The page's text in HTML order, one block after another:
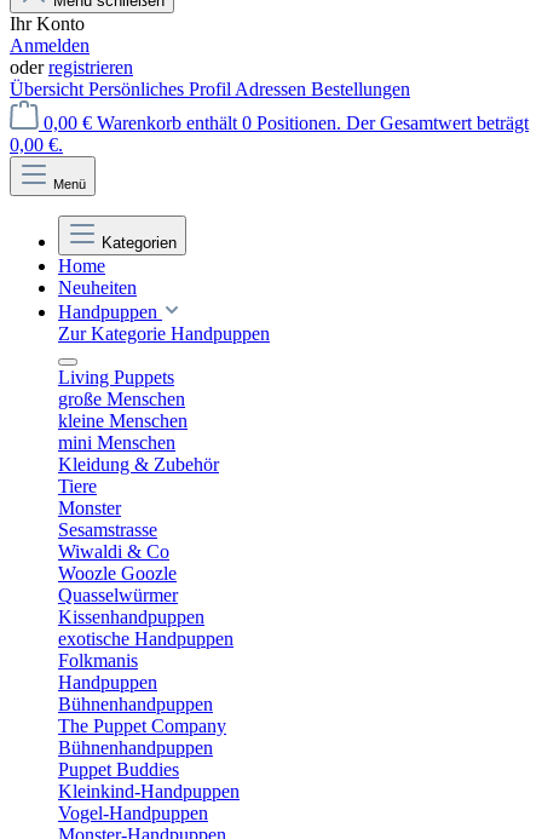
Ihr Konto
Anmelden
oderregistrieren
Übersicht Persönliches Profil Adressen Bestellungen
0,00 € Warenkorb enthält 0 Positionen. Der Gesamtwert beträgt
0,00 €.
Menü
Kategorien
Home
Neuheiten
Handpuppen
Zur Kategorie Handpuppen
Living Puppets
große Menschen
kleine Menschen
mini Menschen
Kleidung & Zubehör
Tiere
Monster
Sesamstrasse
Wiwaldi & Co
Woozle Goozle
Quasselwürmer
Kissenhandpuppen
exotische Handpuppen
Folkmanis
Handpuppen
Bühnenhandpuppen
The Puppet Company
Bühnenhandpuppen
Puppet Buddies
Kleinkind-Handpuppen
Vogel-Handpuppen
Monster-Handpuppen